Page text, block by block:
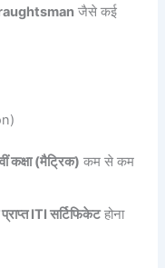
जैसे कई
कक्षा (मैट्रिक) कम से कम
ITI सर्टिफिकेटहोना